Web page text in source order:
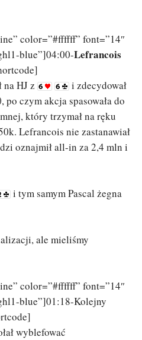
color=”#ffffff” font=”14″
blue”]04:00-Lefrancois
na HJ z
i zdecydował
czym akcja spasowała do
który trzymał na ręku
Lefrancois nie zastanawiał
oznajmił all-in za 2,4 mln i
i tym samym Pascal żegna
ale mieliśmy
color=”#ffffff” font=”14″
blue”]01:18-Kolejny
wyblefować